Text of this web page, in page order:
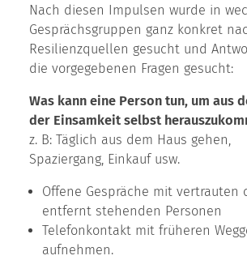
Nach diesen Impulsen wurde in
Gesprächsgruppen ganz konkret
Resilienzquellen gesucht und
die vorgegebenen Fragen gesucht:
Was kann eine Person tun, um aus
der Einsamkeit selbst
z. B: Täglich aus dem Haus gehen,
Spaziergang, Einkauf usw.
Offene Gespräche mit vertrauten
entfernt stehenden Personen
Telefonkontakt mit früheren
aufnehmen.